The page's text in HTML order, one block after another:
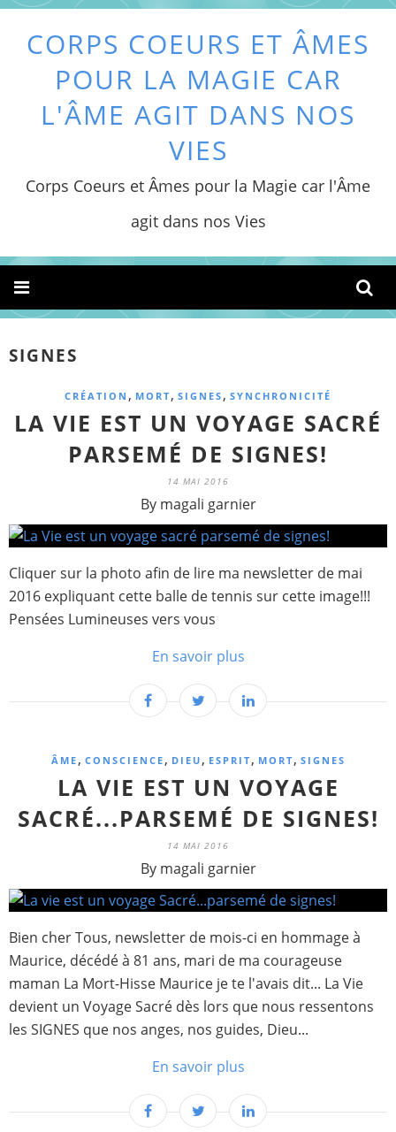
CORPS COEURS ET ÂMES
POUR LA MAGIE CAR
L'ÂME AGIT DANS NOS
VIES
Corps Coeurs et Âmes pour la Magie car l'Âme
agit dans nos Vies
SIGNES
CRÉATION , MORT, SIGNES, SYNCHRONICITÉ
LA VIE EST UN VOYAGE SACRÉ
PARSEMÉ DE SIGNES!
14 MAI 2016
By magali garnier
Cliquer sur la photo afin de lire ma newsletter de mai
2016 expliquant cette balle de tennis sur cette image!!!
Pensées Lumineuses vers vous
En savoir plus
ÂME, CONSCIENCE, DIEU, ESPRIT, MORT, SIGNES
LA VIE EST UN VOYAGE
SACRÉ...PARSEMÉ DE SIGNES!
14 MAI 2016
By magali garnier
Bien cher Tous, newsletter de mois-ci en hommage à
Maurice, décédé à 81 ans, mari de ma courageuse
maman La Mort-Hisse Maurice je te l'avais dit... La Vie
devient un Voyage Sacré dès lors que nous ressentons
les SIGNES que nos anges, nos guides, Dieu...
En savoir plus